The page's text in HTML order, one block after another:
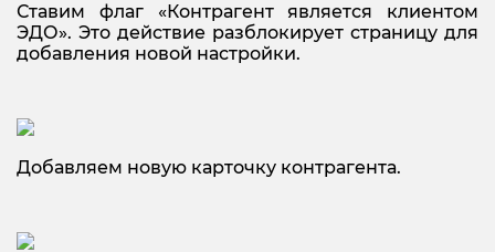
Ставим флаг «Контрагент является клиентом
ЭДО». Это действие разблокирует страницу для
добавления новой настройки.
Добавляем новую карточку контрагента.